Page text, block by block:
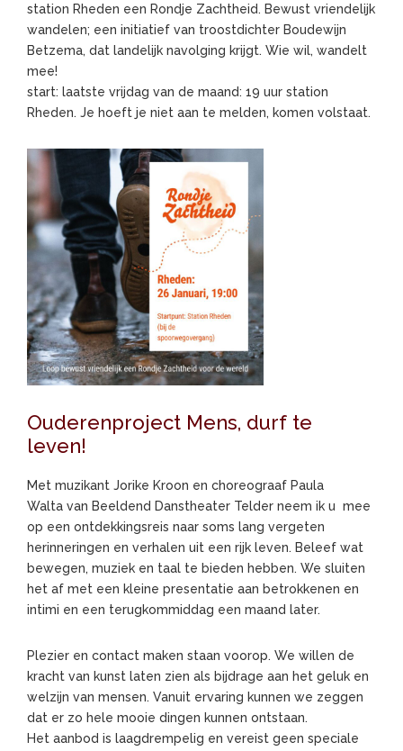
station Rheden een Rondje Zachtheid. Bewust vriendelijk
wandelen; een initiatief van troostdichter Boudewijn
Betzema, dat landelijk navolging krijgt. Wie wil, wandelt
mee!
start: laatste vrijdag van de maand: 19 uur station
Rheden. Je hoeft je niet aan te melden, komen volstaat.
Ouderenproject Mens, durf te
leven!
Met muzikant Jorike Kroon en choreograaf Paula
Walta van Beeldend Danstheater Telder neem ik u mee
op een ontdekkingsreis naar soms lang vergeten
herinneringen en verhalen uit een rijk leven. Beleef wat
bewegen, muziek en taal te bieden hebben. We sluiten
het af met een kleine presentatie aan betrokkenen en
intimi en een terugkommiddag een maand later.
Plezier en contact maken staan voorop. We willen de
kracht van kunst laten zien als bijdrage aan het geluk en
welzijn van mensen. Vanuit ervaring kunnen we zeggen
dat er zo hele mooie dingen kunnen ontstaan.
Het aanbod is laagdrempelig en vereist geen speciale